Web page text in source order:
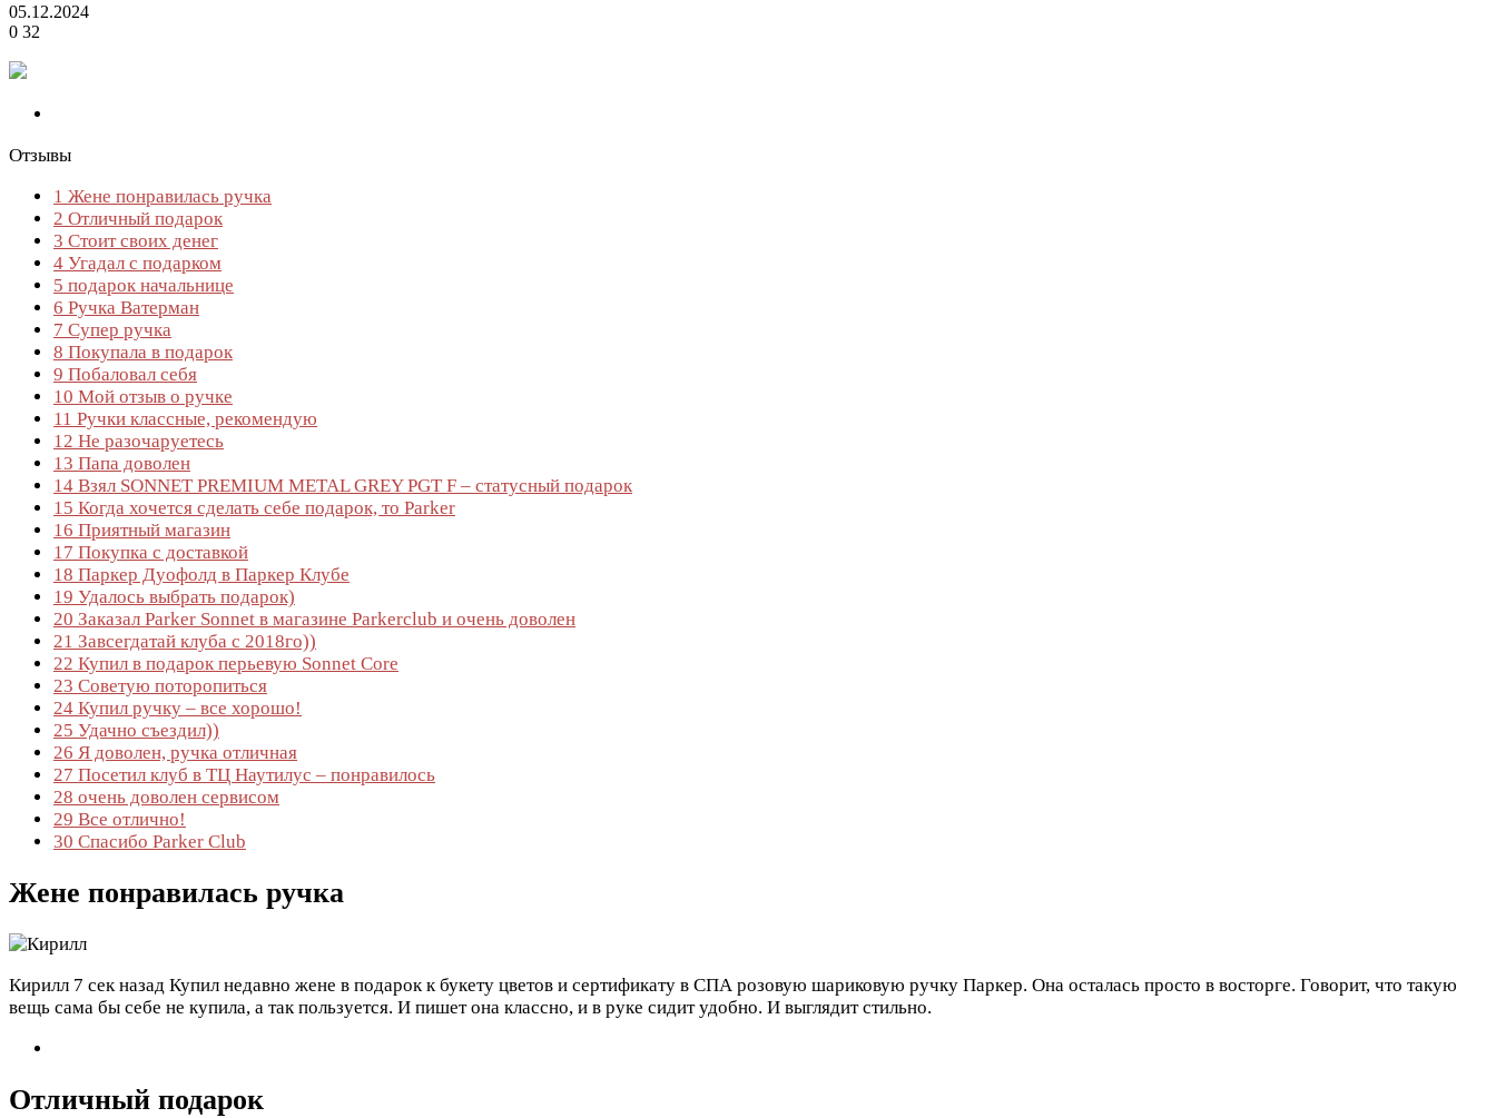
05.12.2024
0 32
Отзывы
1 Жене понравилась ручка
2 Отличный подарок
3 Стоит своих денег
4 Угадал с подарком
5 подарок начальнице
6 Ручка Ватерман
7 Супер ручка
8 Покупала в подарок
9 Побаловал себя
10 Мой отзыв о ручке
11 Ручки классные, рекомендую
12 Не разочаруетесь
13 Папа доволен
14 Взял SONNET PREMIUM METAL GREY PGT F – статусный подарок
15 Когда хочется сделать себе подарок, то Parker
16 Приятный магазин
17 Покупка с доставкой
18 Паркер Дуофолд в Паркер Клубе
19 Удалось выбрать подарок)
20 Заказал Parker Sonnet в магазине Parkerclub и очень доволен
21 Завсегдатай клуба с 2018го))
22 Купил в подарок перьевую Sonnet Core
23 Советую поторопиться
24 Купил ручку – все хорошо!
25 Удачно съездил))
26 Я доволен, ручка отличная
27 Посетил клуб в ТЦ Наутилус – понравилось
28 очень доволен сервисом
29 Все отлично!
30 Спасибо Parker Club
Жене понравилась ручка
Кирилл 7 сек назад Купил недавно жене в подарок к букету цветов и сертификату в СПА розовую шариковую ручку Паркер. Она осталась просто в восторге. Говорит, что такую
вещь сама бы себе не купила, а так пользуется. И пишет она классно, и в руке сидит удобно. И выглядит стильно.
Отличный подарок